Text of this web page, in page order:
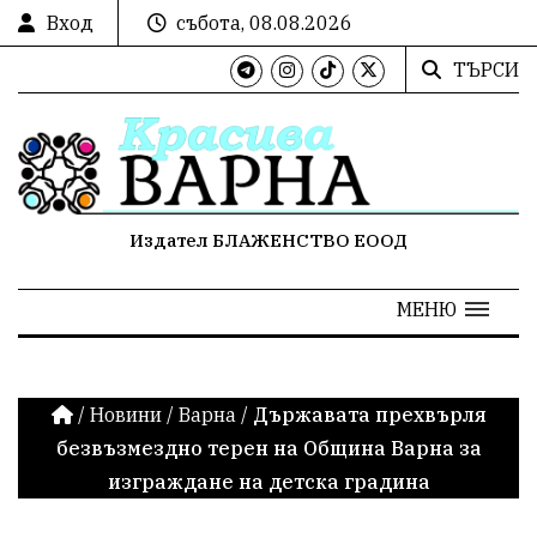
Вход
събота, 08.08.2026
ТЪРСИ
Издател БЛАЖЕНСТВО ЕООД
МЕНЮ
/ Новини / Варна / Държавата прехвърля
безвъзмездно терен на Община Варна за
изграждане на детска градина